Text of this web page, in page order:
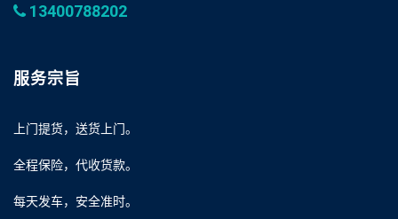
13400788202
服务宗旨
上门提货，送货上门。
全程保险，代收货款。
每天发车，安全准时。